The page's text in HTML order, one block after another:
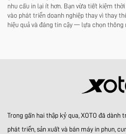
nhu cầu in lại ít hơn. Bạn vừa tiết kiệm
vào phát triển doanh nghiệp thay vì thay
hiệu quả và đáng tin cậy — lựa chọn thông
Trong gần hai thập kỷ qua, XOTO đã
phát triển, sản xuất và bán máy in phun,